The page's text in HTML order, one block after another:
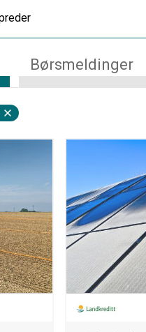
Børsmeldinger